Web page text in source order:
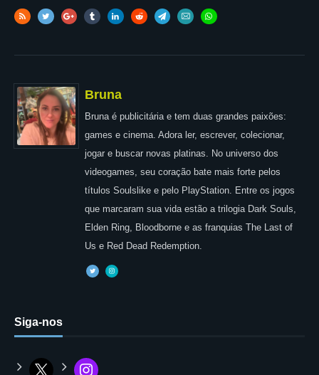
Bruna
Bruna é publicitária e tem duas grandes paixões:
games e cinema. Adora ler, escrever, colecionar,
jogar e buscar novas platinas. No universo dos
videogames, seu coração bate mais forte pelos
títulos Soulslike e pelo PlayStation. Entre os jogos
que marcaram sua vida estão a trilogia Dark Souls,
Elden Ring, Bloodborne e as franquias The Last of
Us e Red Dead Redemption.
Siga-nos